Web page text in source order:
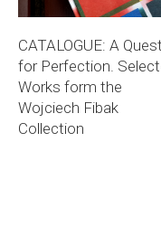
CATALOGUE: A Quest
for Perfection.
Works form the
Wojciech Fibak
Collection